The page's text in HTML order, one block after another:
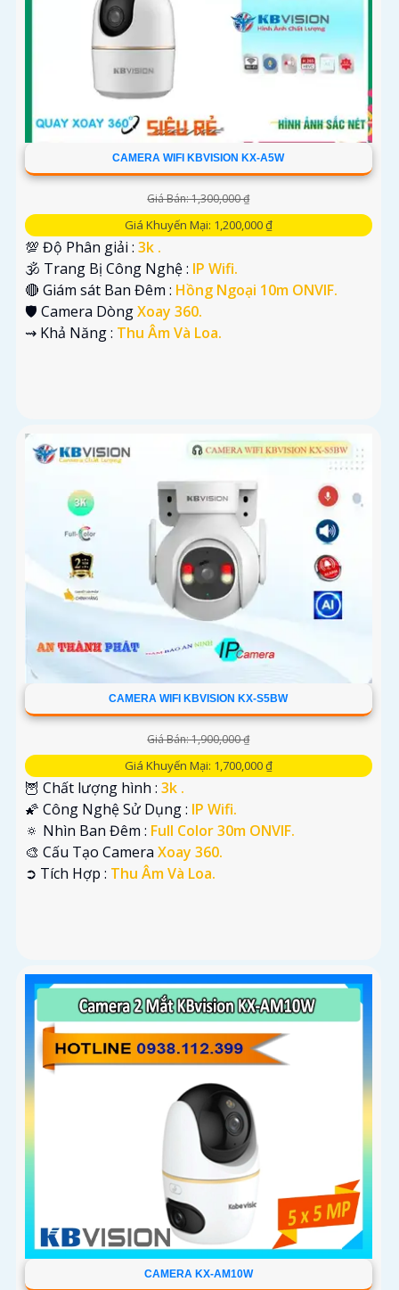
CAMERA WIFI KBVISION KX-A5W
Giá Bán: 1,300,000 ₫
Giá Khuyến Mại: 1,200,000 ₫
💯 Độ Phân giải : 3k .
🕉️ Trang Bị Công Nghệ : IP Wifi.
🔴 Giám sát Ban Đêm : Hồng Ngoại 10m ONVIF.
🛡 Camera DòngXoay 360.
️⇝ Khả Năng : Thu Âm Và Loa.
CAMERA WIFI KBVISION KX-S5BW
Giá Bán: 1,900,000 ₫
Giá Khuyến Mại: 1,700,000 ₫
🦉 Chất lượng hình : 3k .
🌠 Công Nghệ Sử Dụng : IP Wifi.
🔅 Nhìn Ban Đêm : Full Color 30m ONVIF.
🎨 Cấu Tạo Camera Xoay 360.
️➲ Tích Hợp : Thu Âm Và Loa.
CAMERA KX-AM10W